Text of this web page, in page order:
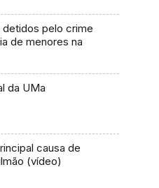
detidos pelo crime
de menores na
da UMa
causa de
(vídeo)